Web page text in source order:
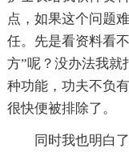
点，如果这个问题
任。先是看资料看
方”呢？没办法我就
种功能，功夫不负
很快便被排除了。
同时我也明白